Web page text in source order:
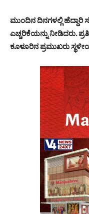
ಮುಂದಿನ ದಿನಗಳಲ್ಲಿ
ಎಚ್ಚರಿಕೆಯನ್ನು ನೀಡಿದರು.
ಕೂಳೂರಿನ ಪ್ರಮುಖರು